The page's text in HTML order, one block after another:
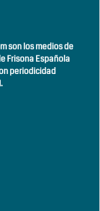
son los medios de
Frisona Española
periodicidad